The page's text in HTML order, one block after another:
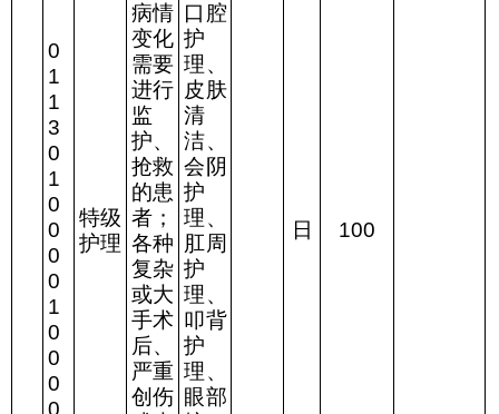
0
1
1
3
0
1
0
0
0
0
1
0
0
0
0
特级
护理
病情
变化
需要
进行
监
护、
抢救
的患
者；
各种
复杂
或大
手术
后、
严重
创伤
口腔
护
理、
皮肤
清
洁、
会阴
护
理、
肛周
护
理、
叩背
护
理、
眼部
日 100